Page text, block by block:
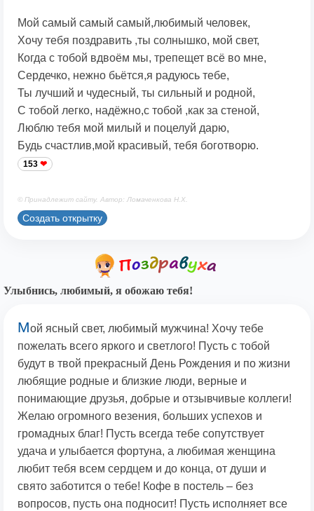
Мой самый самый самый,любимый человек,
Хочу тебя поздравить ,ты солнышко, мой свет,
Когда с тобой вдвоём мы, трепещет всё во мне,
Сердечко, нежно бьётся,я радуюсь тебе,
Ты лучший и чудесный, ты сильный и родной,
С тобой легко, надёжно,с тобой ,как за стеной,
Люблю тебя мой милый и поцелуй дарю,
Будь счастлив,мой красивый, тебя боготворю.
153
© Принадлежит сайту. Автор: Ломаченкова Н.Х.
Создать открытку
Улыбнись, любимый, я обожаю тебя!
Мой ясный свет, любимый мужчина! Хочу тебе
пожелать всего яркого и светлого! Пусть с тобой
будут в твой прекрасный День Рождения и по жизни
любящие родные и близкие люди, верные и
понимающие друзья, добрые и отзывчивые коллеги!
Желаю огромного везения, больших успехов и
громадных благ! Пусть всегда тебе сопутствует
удача и улыбается фортуна, а любимая женщина
любит тебя всем сердцем и до конца, от души и
свято заботится о тебе! Кофе в постель – без
вопросов, пусть она подносит! Пусть исполняет все